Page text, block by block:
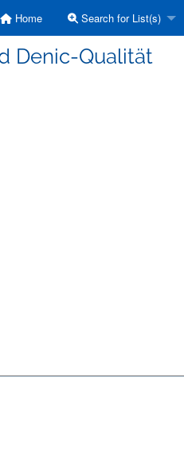
Home Search for List(s)
Denic-Qualität